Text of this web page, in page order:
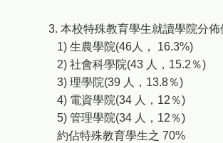
3. 本校特殊教育學生就讀學院分
1) 生農學院(46人， 16.3%)
2) 社會科學院(43 人，15.2％)
3) 理學院(39 人，13.8％)
4) 電資學院(34 人，12％)
5) 管理學院(34 人，12％)
約佔特殊教育學生之 70%